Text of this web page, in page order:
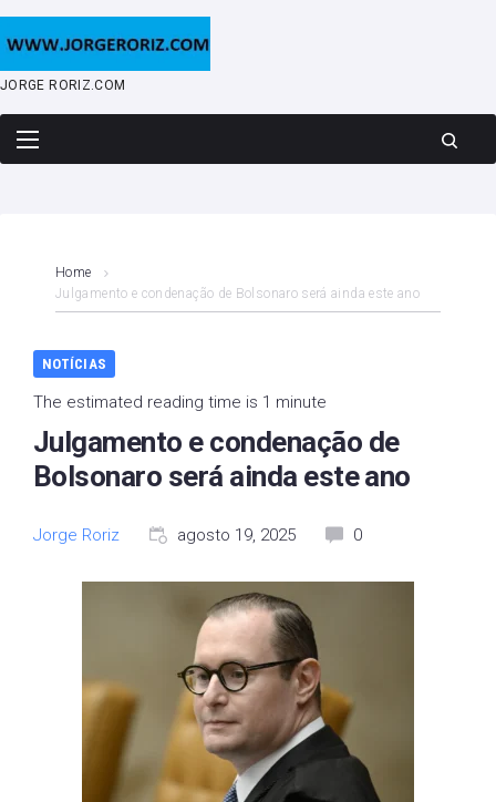
content
JORGE RORIZ.COM
Home
Julgamento e condenação de Bolsonaro será ainda este ano
NOTÍCIAS
The estimated reading time is 1 minute
Julgamento e condenação de
Bolsonaro será ainda este ano
Jorge Roriz agosto 19, 2025 0